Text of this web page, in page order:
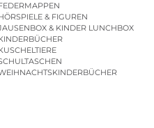
& FIGUREN
& KINDER LUNCHBOX
| KINDERGARTENBEUTEL